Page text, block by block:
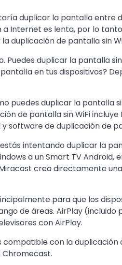
duplicar la pantalla entre
a Internet es lenta, por lo
duplicación de pantalla sin
Puedes duplicar la pantalla
en tus dispositivos?
puedes duplicar la pantalla
de pantalla sin WiFi
y software de duplicación de
intentando duplicar la
a un Smart TV
crea directamente
para que los
de áreas. AirPlay
con AirPlay.
compatible con la duplicación